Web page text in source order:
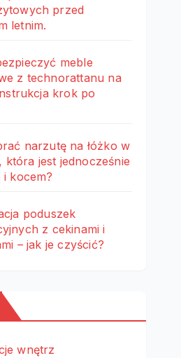
przed
letnim.
meble
z technorattanu na
krok po
narzutę na łóżko w
która jest jednocześnie
i kocem?
poduszek
z cekinami i
– jak je czyścić?
wnętrz